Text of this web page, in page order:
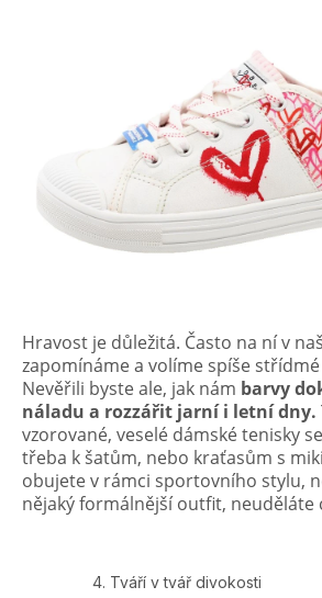
Hravost je důležitá. Často na ní v
zapomínáme a volíme spíše
Nevěřili byste ale, jak nám barvy
náladu a rozzářit jarní i letní dny.
vzorované, veselé dámské tenisky
třeba k šatům, nebo kraťasům s
obujete v rámci sportovního stylu,
nějaký formálnější outfit, neuděláte
Tváří v tvář divokosti